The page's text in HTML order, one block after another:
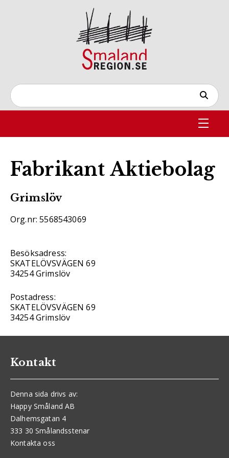
Fabrikant Aktiebolag
Grimslöv
Org.nr: 5568543069
Besöksadress:
SKATELÖVSVÄGEN 69
34254 Grimslöv
Postadress:
SKATELÖVSVÄGEN 69
34254 Grimslöv
Kontakt
Denna sida drivs av:
Happy Småland AB
Dalhemsgatan 4
333 30 Smålandsstenar
Kontakta oss